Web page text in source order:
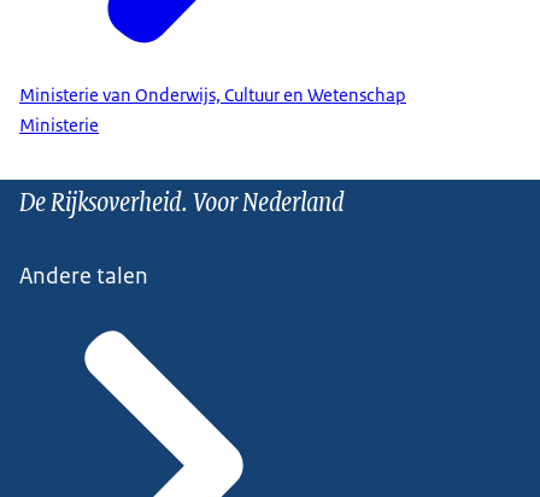
Ministerie van Onderwijs, Cultuur en Wetenschap
Ministerie
De Rijksoverheid. Voor Nederland
Andere talen